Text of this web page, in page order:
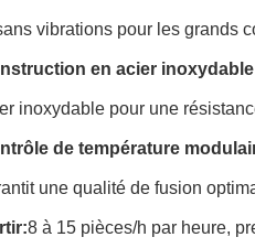
vibrations pour les grands
en acier
inoxydable pour une
de température
une qualité de fusion
8 à 15 pièces/h par heure,